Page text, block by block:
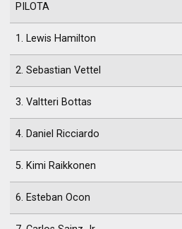
PILOTA
1. Lewis Hamilton
2. Sebastian Vettel
3. Valtteri Bottas
4. Daniel Ricciardo
5. Kimi Raikkonen
6. Esteban Ocon